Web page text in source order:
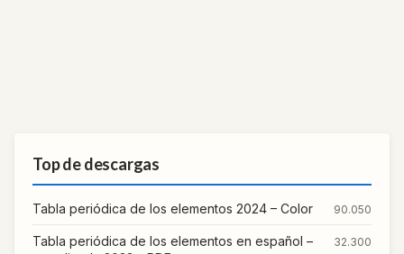
Top de descargas
Tabla periódica de los elementos 2024 – Color 90.050
Tabla periódica de los elementos en español –
32.300